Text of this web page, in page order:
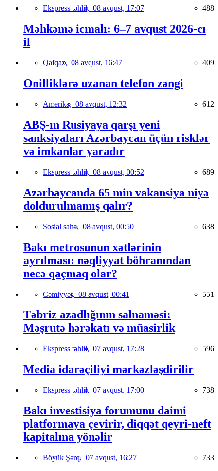
Ekspress təhlil, 08 avqust, 17:07 488
Məhkəmə icmalı: 6–7 avqust 2026-cı
il
Qafqaz, 08 avqust, 16:47 409
Onilliklərə uzanan telefon zəngi
Amerika, 08 avqust, 12:32 612
ABŞ-ın Rusiyaya qarşı yeni
sanksiyaları Azərbaycan üçün risklər
və imkanlar yaradır
Ekspress təhlil, 08 avqust, 00:52 689
Azərbaycanda 65 min vakansiya niyə
doldurulmamış qalır?
Sosial sahə, 08 avqust, 00:50 638
Bakı metrosunun xətlərinin
ayrılması: nəqliyyat böhranından
necə qaçmaq olar?
Cəmiyyət, 08 avqust, 00:41 551
Təbriz azadlığının salnaməsi:
Məşrutə hərəkatı və müasirlik
Ekspress təhlil, 07 avqust, 17:28 596
Media idarəçiliyi mərkəzləşdirilir
Ekspress təhlil, 07 avqust, 17:00 738
Bakı investisiya forumunu daimi
platformaya çevirir, diqqət qeyri-neft
kapitalına yönəlir
Böyük Şərq, 07 avqust, 16:27 733